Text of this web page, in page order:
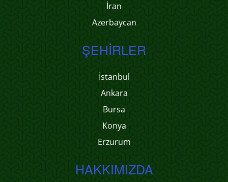
İran
Azerbaycan
ŞEHIRLER
İstanbul
Ankara
Bursa
Konya
Erzurum
HAKKIMIZDA